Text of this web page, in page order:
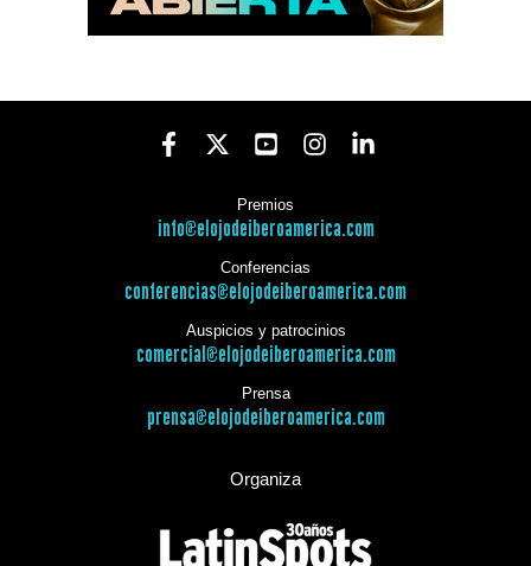
Premios
info@elojodeiberoamerica.com
Conferencias
conferencias@elojodeiberoamerica.com
Auspicios y patrocinios
comercial@elojodeiberoamerica.com
Prensa
prensa@elojodeiberoamerica.com
Organiza